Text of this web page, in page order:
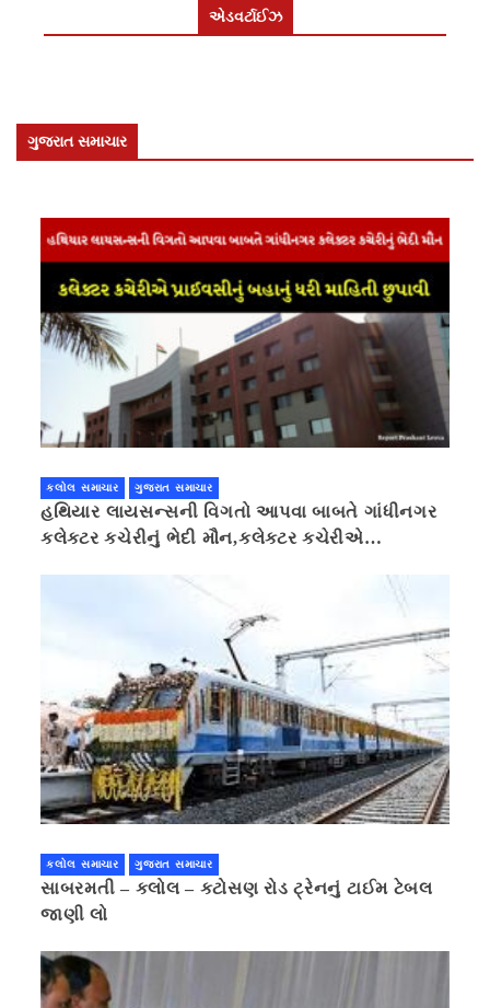
એડવર્ટાઈઝ
ગુજરાત સમાચાર
કલોલ સમાચાર ગુજરાત સમાચાર
હથિયાર લાયસન્સની વિગતો આપવા બાબતે ગાંધીનગર
કલેક્ટર કચેરીનું ભેદી મૌન,કલેક્ટર કચેરીએ
કલોલ સમાચાર ગુજરાત સમાચાર
સાબરમતી – કલોલ – કટોસણ રોડ ટ્રેનનું ટાઈમ ટેબલ
જાણી લો